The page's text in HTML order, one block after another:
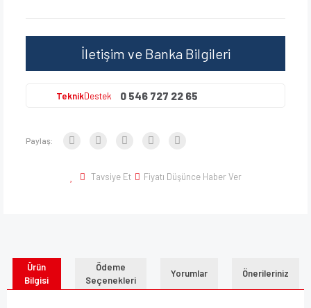
İletişim ve Banka Bilgileri
TeknikDestek 0 546 727 22 65
Paylaş:
Tavsiye Et Fiyatı Düşünce Haber Ver
Ürün
Bilgisi
Ödeme
Seçenekleri
Yorumlar Önerileriniz